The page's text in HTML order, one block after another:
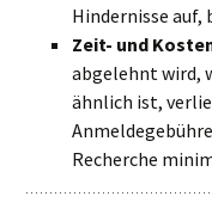
Hindernisse auf,
Zeit- und
abgelehnt wird,
ähnlich ist,
Recherche